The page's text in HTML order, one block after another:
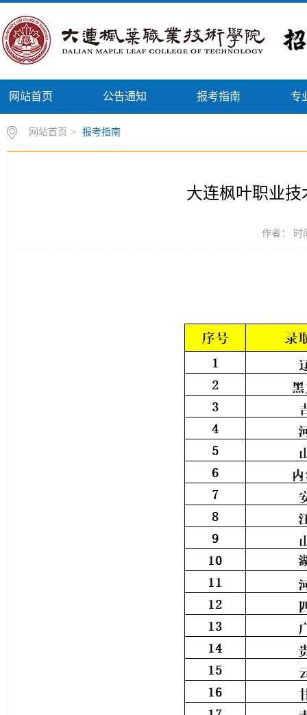
网站首页 公告通知 报考指南 专
网站首页 > 报考指南
大连枫叶职业技
作者： 时